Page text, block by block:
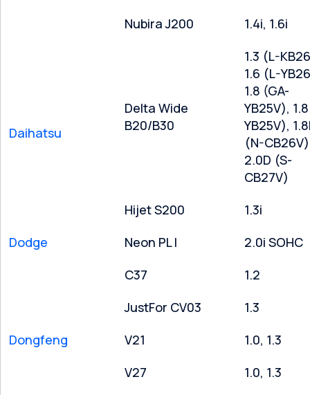
Nubira J200
1.4i, 1.6i
Daihatsu
Delta Wide
B20/B30
1.3 (L-
1.6 (L-
1.8 (GA-
YB25V),
YB25V),
(N-
2.0D (S-
CB27V)
Hijet S200
1.3i
Dodge
Neon PL I 2.0i SOHC
Dongfeng
C37
1.2
JustFor CV03
1.3
V21
1.0, 1.3
V27
1.0, 1.3